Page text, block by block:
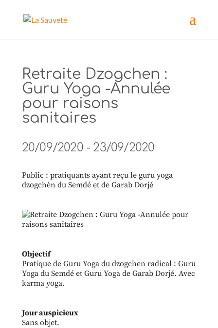
Retraite Dzogchen :
Guru Yoga -Annulée
pour raisons
sanitaires
20/09/2020 - 23/09/2020
Public : pratiquants ayant reçu le guru yoga
dzogchèn du Semdé et de Garab Dorjé
Objectif
Pratique de Guru Yoga du dzogchen radical : Guru
Yoga du Semdé et Guru Yoga de Garab Dorjé. Avec
karma yoga.
Jour auspicieux
Sans objet.